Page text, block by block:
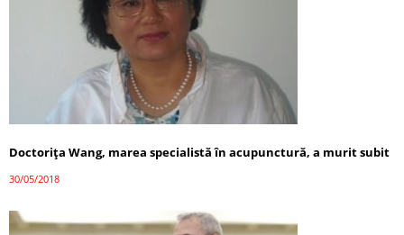
Doctorița Wang, marea specialistă în acupunctură, a murit subit
30/05/2018